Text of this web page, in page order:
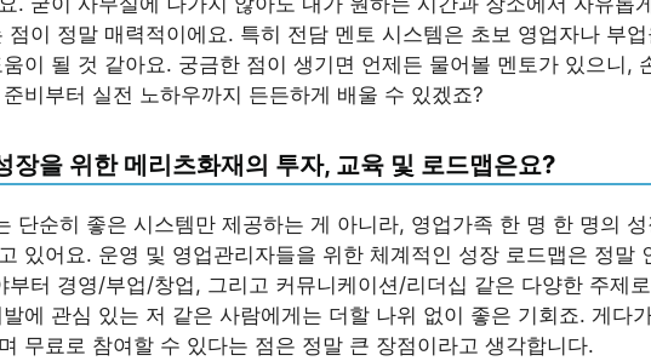
점이 정말 매력적이에요. 특히 전담 멘토 시스템은 초보 영업자나 부
이 될 것 같아요. 궁금한 점이 생기면 언제든 물어볼 멘토가 있으니,
비부터 실전 노하우까지 든든하게 배울 수 있겠죠?
장을 위한 메리츠화재의 투자, 교육 및 로드맵은요?
단순히 좋은 시스템만 제공하는 게 아니라, 영업가족 한 명 한 명의
있어요. 운영 및 영업관리자들을 위한 체계적인 성장 로드맵은 정말
부터 경영/부업/창업, 그리고 커뮤니케이션/리더십 같은 다양한 주제
에 관심 있는 저 같은 사람에게는 더할 나위 없이 좋은 기회죠. 게다
무료로 참여할 수 있다는 점은 정말 큰 장점이라고 생각합니다.